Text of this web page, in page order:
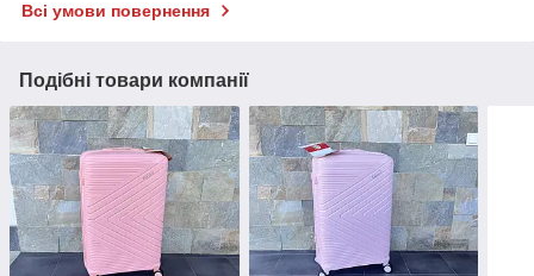
Всі умови повернення
Подібні товари компанії